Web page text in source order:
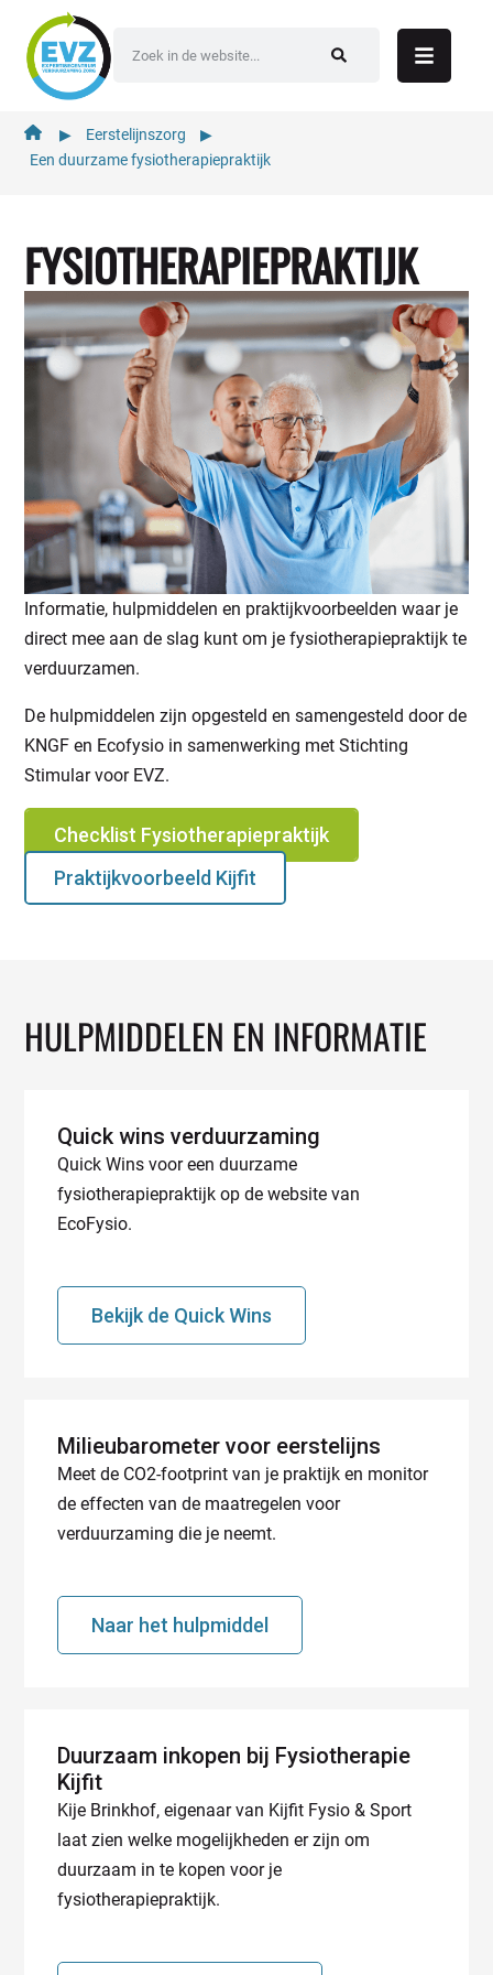
inhoud
▶︎ Eerstelijnszorg
▶︎
Een duurzame fysiotherapie­praktijk
FYSIOTHERAPIE­PRAKTIJK
Informatie, hulpmiddelen en praktijkvoorbeelden waar je
direct mee aan de slag kunt om je fysiotherapiepraktijk te
verduurzamen.
De hulpmiddelen zijn opgesteld en samengesteld door de
KNGF en Ecofysio in samenwerking met Stichting
Stimular voor EVZ.
Checklist Fysiotherapiepraktijk
Praktijkvoorbeeld Kijfit
HULPMIDDELEN EN INFORMATIE
Quick wins verduurzaming
Bekijk de Quick Wins
Quick Wins voor een duurzame
fysiotherapiepraktijk op de website van
EcoFysio.
Milieubarometer voor eerstelijns
Meet de CO2-footprint van je praktijk en monitor
de effecten van de maatregelen voor
verduurzaming die je neemt.
Naar het hulpmiddel
Duurzaam inkopen bij Fysiotherapie
Kijfit
Kije Brinkhof, eigenaar van Kijfit Fysio & Sport
laat zien welke mogelijkheden er zijn om
duurzaam in te kopen voor je
fysiotherapiepraktijk.